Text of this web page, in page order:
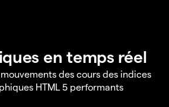
en temps réel
des cours des indices
HTML 5 performants